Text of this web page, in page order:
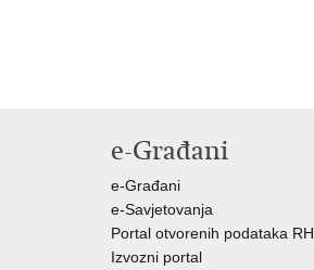
e-Građani
e-Građani
e-Savjetovanja
Portal otvorenih podataka RH
Izvozni portal